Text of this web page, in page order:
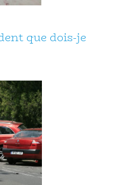
que dois-je